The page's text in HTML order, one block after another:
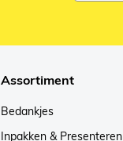
Assortiment
Bedankjes
Inpakken & Presenteren